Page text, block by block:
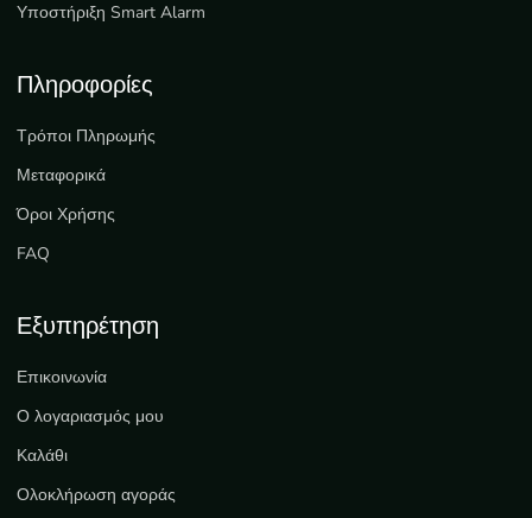
Υποστήριξη Smart Alarm
Πληροφορίες
Τρόποι Πληρωμής
Μεταφορικά
Όροι Χρήσης
FAQ
Εξυπηρέτηση
Επικοινωνία
Ο λογαριασμός μου
Καλάθι
Ολοκλήρωση αγοράς